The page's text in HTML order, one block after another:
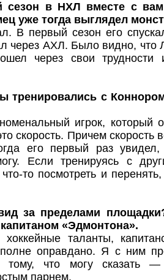
в НХЛ вместе с
уже тогда выглядел
В первый сезон его
через АХЛ. Было видно,
через свои
тренировались с
игрок, который
скорость. Причем скорость
его первый раз
Если тренируясь с
то посмотреть и
за пределами
«Эдмонтона».
таланты,
оправдано. Я с ним
что могу сказать —
парнем.